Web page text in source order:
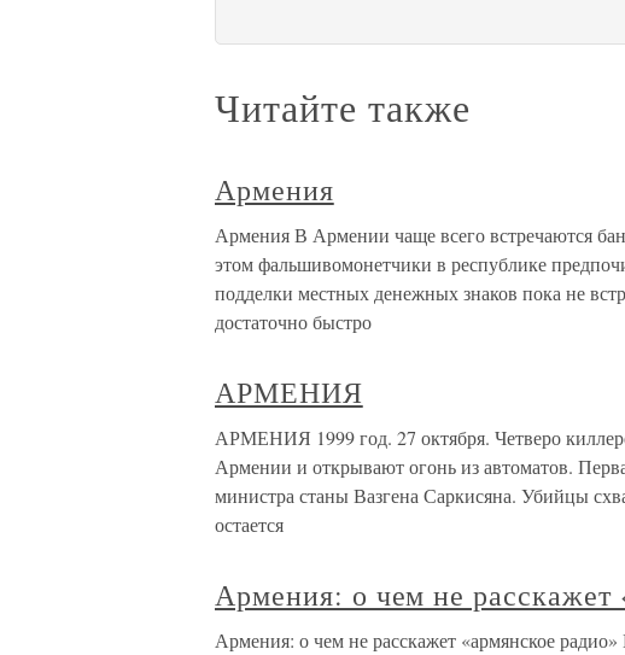
Читайте также
Армения
Армения В Армении чаще всего встречаются
этом фальшивомонетчики в республике
подделки местных денежных знаков пока не
достаточно быстро
АРМЕНИЯ
АРМЕНИЯ 1999 год. 27 октября. Четверо
Армении и открывают огонь из автоматов.
министра станы Вазгена Саркисяна. Убийцы
остается
Армения: о чем не расскажет
Армения: о чем не расскажет «армянское